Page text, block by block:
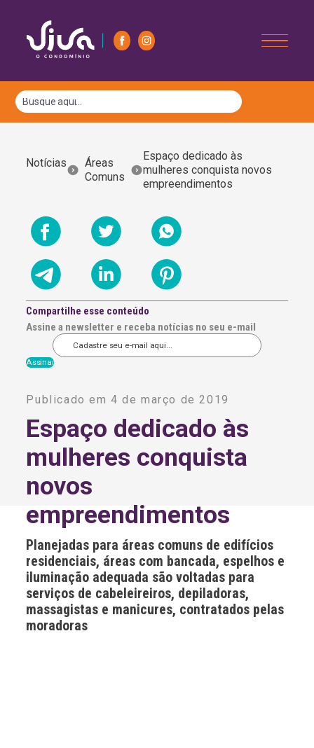
Notícias
Áreas
Comuns
Espaço dedicado às
mulheres conquista novos
empreendimentos
Compartilhe esse conteúdo
Assine a newsletter e receba notícias no seu e-mail
t
n
v
:
Publicado em 4 de março de 2019
Espaço dedicado às
mulheres conquista
novos
empreendimentos
Planejadas para áreas comuns de edifícios
residenciais, áreas com bancada, espelhos e
iluminação adequada são voltadas para
serviços de cabeleireiros, depiladoras,
massagistas e manicures, contratados pelas
moradoras